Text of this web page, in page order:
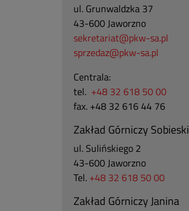
ul. Grunwaldzka 37
43-600 Jaworzno
sekretariat@pkw-sa.pl
sprzedaz@pkw-sa.pl
Centrala:
tel. +48 32 618 50 00
fax. +48 32 616 44 76
Zakład Górniczy Sobieski
ul. Sulińskiego 2
43-600 Jaworzno
Tel. +48 32 618 50 00
Zakład Górniczy Janina